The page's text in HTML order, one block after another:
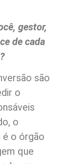
gestor,
de cada
são
o
o
o órgão
que